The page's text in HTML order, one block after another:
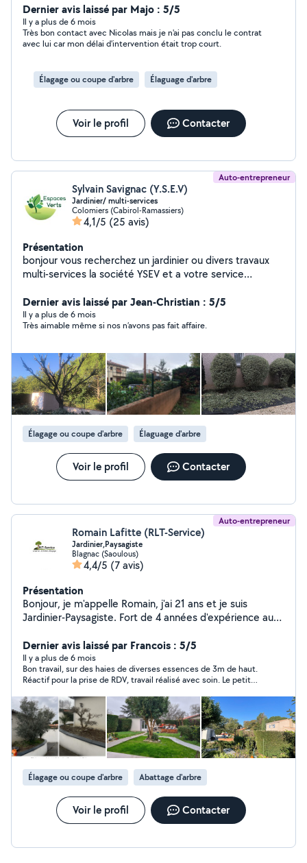
Dernier avis laissé par Majo : 5/5
Il y a plus de 6 mois
Très bon contact avec Nicolas mais je n'ai pas conclu le contrat
avec lui car mon délai d'intervention était trop court.
Élagage ou coupe d'arbre Élaguage d'arbre
Voir le profil Contacter
Auto-entrepreneur
Sylvain Savignac (Y.S.E.V)
Jardinier/ multi-services
Colomiers (Cabirol-Ramassiers)
4,1/5 (25 avis)
Présentation
bonjour vous recherchez un jardinier ou divers travaux
multi-services la société YSEV et a votre service
/ abattage Tonte de la pelouse taillage de haies
débroussaillage coupe d'arbustes d'arbres et de
branches évacuation des végétaux (remorque 4m3)
tapisserie, dépannage plomberie, carrelage, faïence)
tondeuse rotophil tronçonneuse taille haie
Dernier avis laissé par Jean-Christian : 5/5
Il y a plus de 6 mois
Très aimable même si nos n’avons pas fait affaire.
Élagage ou coupe d'arbre Élaguage d'arbre
Voir le profil Contacter
Auto-entrepreneur
Romain Lafitte (RLT-Service)
Jardinier,Paysagiste
Blagnac (Saoulous)
4,4/5 (7 avis)
Présentation
Bonjour, je m'appelle Romain, j'ai 21 ans et je suis
Jardinier-Paysagiste. Fort de 4 années d'expérience au
mes compétences au service des particuliers et des
professionnels à travers ma micro-entreprise.
Prestations proposées: Entretien complet des espaces
verts Taille de haies et arbustes Tonte régulière des
pelouses Gros débroussaillage Élagage Aménagement
et création paysagère Engagements Chaque
intervention est réalisée avec soin, dans le respect de
vos besoins et de votre environnement, afin de vous
garantir un extérieur propre, soigné et agréable à vivre.
Je travaille avec la coopérative( INTERSERVICES ),
offrant à mes clients l'avantage du crédit d'impôt
immédiat de 50 %, ainsi que des solutions de paiement
en CESU et e-CESU.
Dernier avis laissé par Francois : 5/5
Il y a plus de 6 mois
Bon travail, sur des haies de diverses essences de 3m de haut.
Réactif pour la prise de RDV, travail réalisé avec soin. Le petit
Élagage ou coupe d'arbre Abattage d'arbre
Voir le profil Contacter